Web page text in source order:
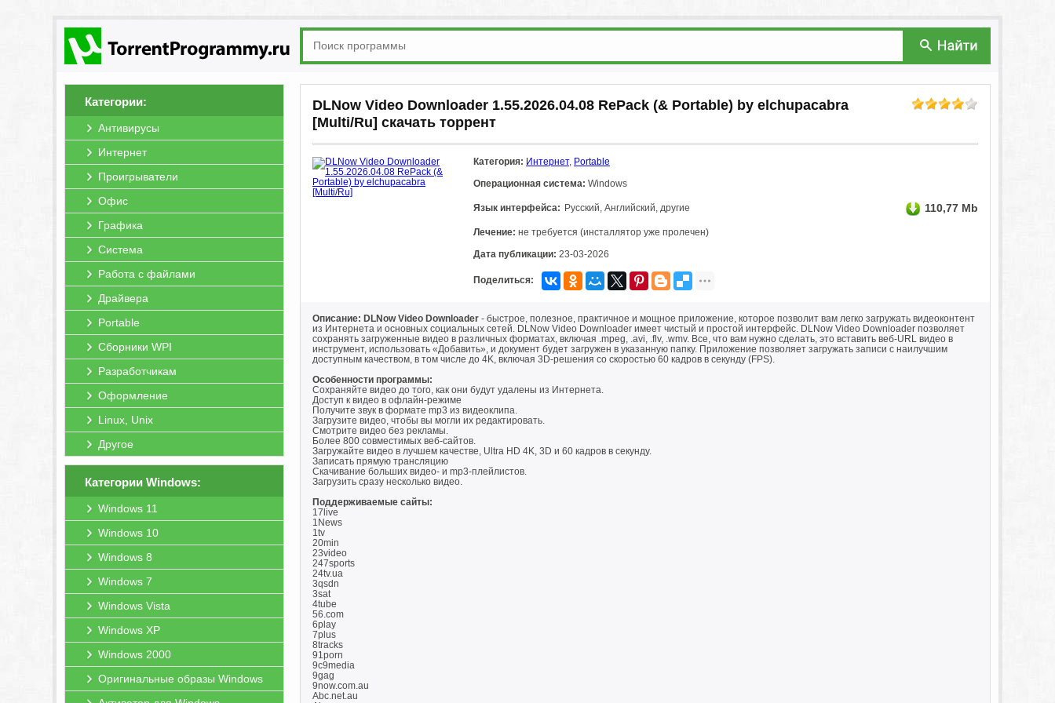
Категории:
Антивирусы
Интернет
Проигрыватели
Офис
Графика
Система
Работа с файлами
Драйвера
Portable
Сборники WPI
Разработчикам
Оформление
Linux, Unix
Другое
Категории Windows:
Windows 11
Windows 10
Windows 8
Windows 7
Windows Vista
Windows XP
Windows 2000
Оригинальные образы Windows
DLNow Video Downloader 1.55.2026.04.08 RePack (& Portable) by elchupacabra
[Multi/Ru] скачать торрент
Категория: Интернет, Portable
Операционная система: Windows
Язык интерфейса: Русский, Английский, другие 110,77 Mb
Лечение: не требуется (инсталлятор уже пролечен)
Дата публикации: 23-03-2026
Поделиться:
Описание: DLNow Video Downloader - быстрое, полезное, практичное и мощное приложение, которое позволит вам легко загружать видеоконтент
из Интернета и основных социальных сетей. DLNow Video Downloader имеет чистый и простой интерфейс. DLNow Video Downloader позволяет
сохранять загруженные видео в различных форматах, включая .mpeg, .avi, .flv, .wmv. Все, что вам нужно сделать, это вставить веб-URL видео в
инструмент, использовать «Добавить», и документ будет загружен в указанную папку. Приложение позволяет загружать записи с наилучшим
доступным качеством, в том числе до 4K, включая 3D-решения со скоростью 60 кадров в секунду (FPS).
Особенности программы:
Сохраняйте видео до того, как они будут удалены из Интернета.
Доступ к видео в офлайн-режиме
Получите звук в формате mp3 из видеоклипа.
Загрузите видео, чтобы вы могли их редактировать.
Смотрите видео без рекламы.
Более 800 совместимых веб-сайтов.
Загружайте видео в лучшем качестве, Ultra HD 4K, 3D и 60 кадров в секунду.
Записать прямую трансляцию
Скачивание больших видео- и mp3-плейлистов.
Загрузить сразу несколько видео.
Поддерживаемые сайты:
17live
1News
1tv
20min
23video
247sports
24tv.ua
3qsdn
3sat
4tube
56.com
6play
7plus
8tracks
91porn
9c9media
9gag
9now.com.au
Abc.net.au